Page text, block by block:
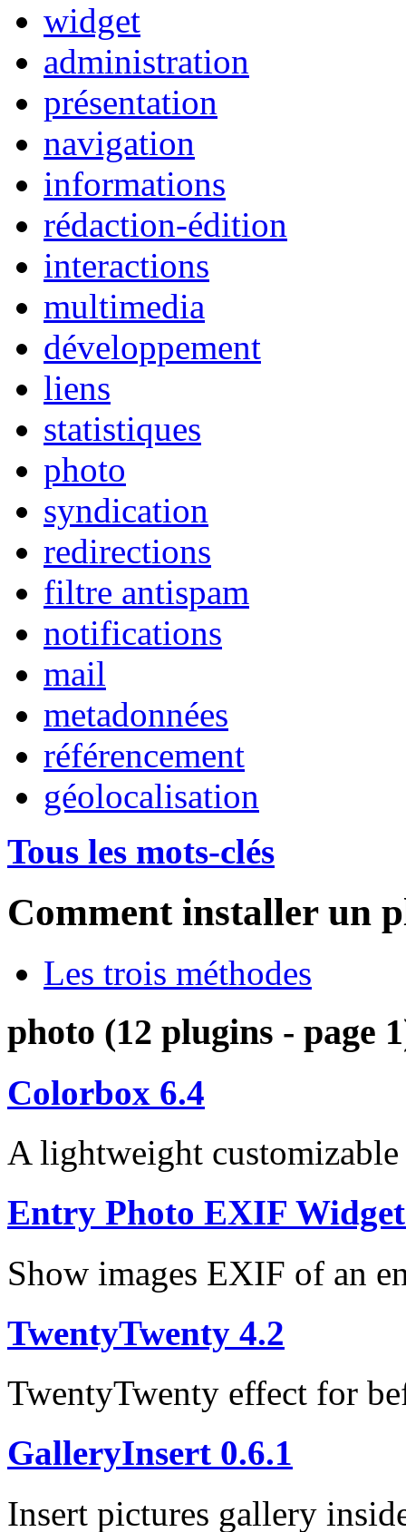
widget
administration
présentation
navigation
informations
rédaction-édition
interactions
multimedia
développement
liens
statistiques
photo
syndication
redirections
filtre antispam
notifications
mail
metadonnées
référencement
géolocalisation
Tous les mots-clés
Comment installer un
Les trois méthodes
photo (12 plugins - page
Colorbox 6.4
A lightweight
Entry Photo EXIF
Show images EXIF of an
TwentyTwenty 4.2
TwentyTwenty effect for
GalleryInsert 0.6.1
Insert pictures gallery